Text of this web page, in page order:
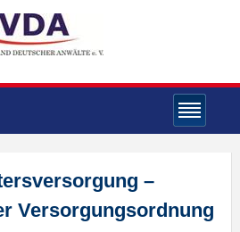
–
Versorgungsordnung